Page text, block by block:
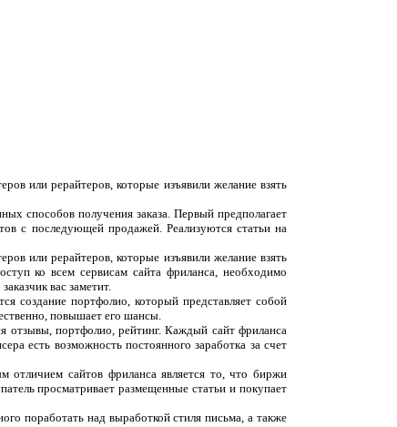
или рерайтеров, которые изъявили желание взять
способов получения заказа. Первый предполагает
с последующей продажей. Реализуются статьи на
или рерайтеров, которые изъявили желание взять
ко всем сервисам сайта фриланса, необходимо
вас заметит.
создание портфолио, который представляет собой
повышает его шансы.
отзывы, портфолио, рейтинг. Каждый сайт фриланса
есть возможность постоянного заработка за счет
отличием сайтов фриланса является то, что биржи
просматривает размещенные статьи и покупает
поработать над выработкой стиля письма, а также